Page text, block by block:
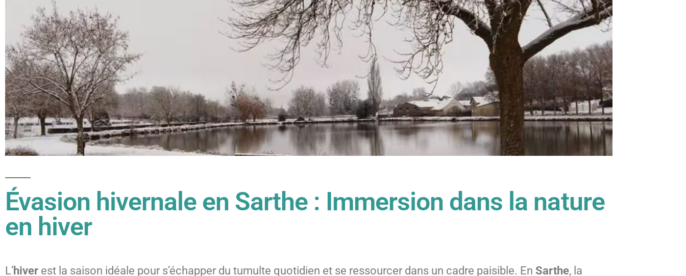
Évasion hivernale en Sarthe : Immersion dans la nature
en hiver
L’hiver est la saison idéale pour s’échapper du tumulte quotidien et se ressourcer dans un cadre paisible. En Sarthe, la